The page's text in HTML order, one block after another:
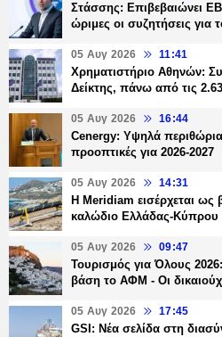
Στάσσης: Επιβεβαιώνει
ώριμες οι συζητήσεις για
05 Αυγ 2026 11:41
Χρηματιστήριο Αθηνών:
Δείκτης, πάνω από τις
05 Αυγ 2026 16:44
Cenergy: Υψηλά
προοπτικές για 2026-2027
05 Αυγ 2026 14:31
Η Meridiam εισέρχεται ως
καλώδιο Ελλάδας-Κύπρου
05 Αυγ 2026 09:47
Τουρισμός για Όλους
βάση το ΑΦΜ - Οι
05 Αυγ 2026 17:45
GSI: Νέα σελίδα στη